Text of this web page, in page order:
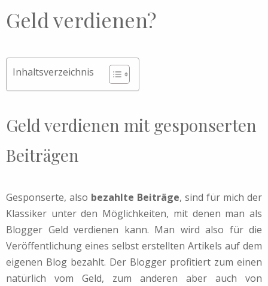
Geld verdienen?
Inhaltsverzeichnis
Geld verdienen mit gesponserten
Beiträgen
Gesponserte, also bezahlte Beiträge, sind für mich der
Klassiker unter den Möglichkeiten, mit denen man als
Blogger Geld verdienen kann. Man wird also für die
Veröffentlichung eines selbst erstellten Artikels auf dem
eigenen Blog bezahlt. Der Blogger profitiert zum einen
natürlich vom Geld, zum anderen aber auch von